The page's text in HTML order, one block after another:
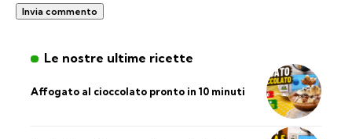
Le nostre ultime ricette
Affogato al cioccolato pronto in 10 minuti